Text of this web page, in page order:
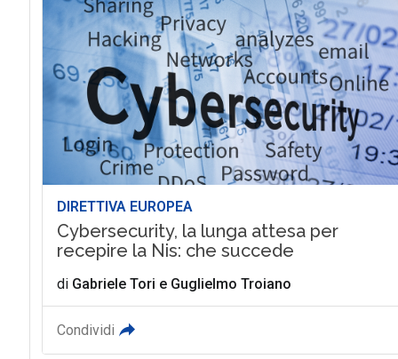
DIRETTIVA EUROPEA
Cybersecurity, la lunga attesa per
recepire la Nis: che succede
di Gabriele Tori e Guglielmo Troiano
Condividi